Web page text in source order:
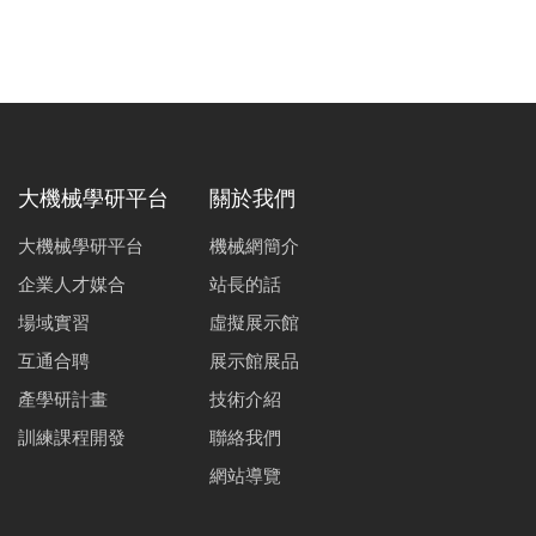
大機械學研平台
大機械學研平台
企業人才媒合
場域實習
互通合聘
產學研計畫
訓練課程開發
關於我們
機械網簡介
站長的話
虛擬展示館
展示館展品
技術介紹
聯絡我們
網站導覽